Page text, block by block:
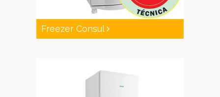
Freezer Consul